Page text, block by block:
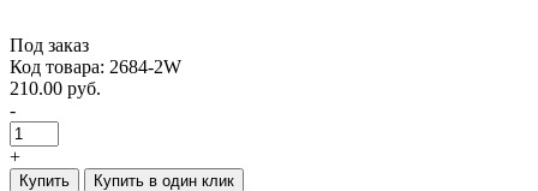
Под заказ
Код товара: 2684-2W
210.00 руб.
-
+
Купить Купить в один клик